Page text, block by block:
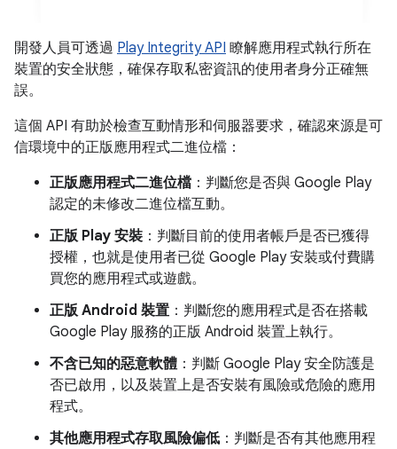
開發人員可透過 Play Integrity API 瞭解應用程式執行所在
裝置的安全狀態，確保存取私密資訊的使用者身分正確無
誤。
這個 API 有助於檢查互動情形和伺服器要求，確認來源是可
信環境中的正版應用程式二進位檔：
正版應用程式二進位檔 ：判斷您是否與 Google Play
認定的未修改二進位檔互動。
正版 Play 安裝 ：判斷目前的使用者帳戶是否已獲得
授權，也就是使用者已從 Google Play 安裝或付費購
買您的應用程式或遊戲。
正版 Android 裝置 ：判斷您的應用程式是否在搭載
Google Play 服務的正版 Android 裝置上執行。
不含已知的惡意軟體：判斷 Google Play 安全防護是
否已啟用，以及裝置上是否安裝有風險或危險的應用
程式。
其他應用程式存取風險偏低 ：判斷是否有其他應用程